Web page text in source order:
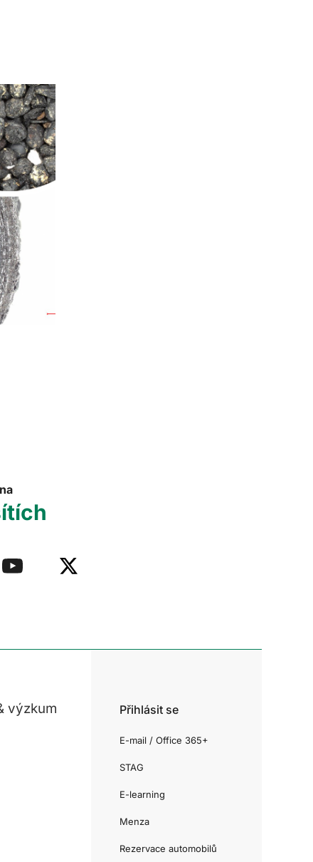
výzkum Přihlásit se
E-mail / Office 365+
STAG
E-learning
Menza
Rezervace automobilů